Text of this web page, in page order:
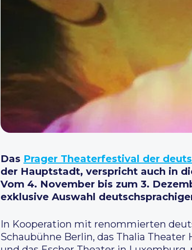
Das Prager Theaterfestival der
der Hauptstadt, verspricht auch in
Vom 4. November bis zum 3.
exklusive Auswahl
In Kooperation mit renommierten
Schaubühne Berlin, das Thalia